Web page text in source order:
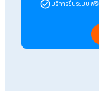
แบบเดิม หาก HR
ช่วยเติมเต็มและย